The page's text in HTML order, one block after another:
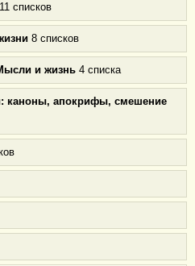
11 списков
8 списков
и жизнь 4 списка
каноны, апокрифы, смешение